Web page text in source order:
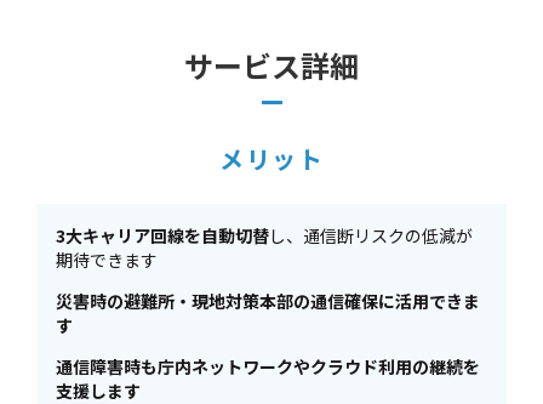
サービス詳細
メリット
3大キャリア回線を自動切替し、通信断リスクの低減が
期待できます
災害時の避難所・現地対策本部の通信確保に活用できま
す
通信障害時も庁内ネットワークやクラウド利用の継続を
支援します